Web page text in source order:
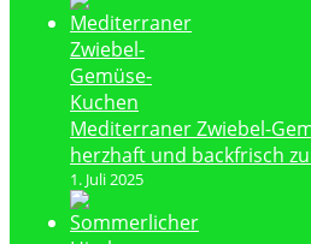
Mediterraner Zwiebel-
herzhaft und backfrisch
1. Juli 2025